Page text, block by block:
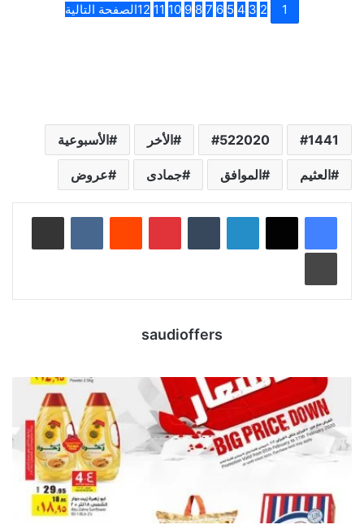
1
2
3
4
5
6
7
8
9
10
11
12الصفحة التالية
1441
522020 الأخر الأسبوعية
العثيم الموافق جمادى عروض
لينكدإن بينتيريست
saudioffers